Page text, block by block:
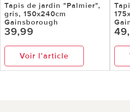
Tapis de jardin "Palmier",
gris, 150x240cm
Gainsborough
39,99
Voir l’article